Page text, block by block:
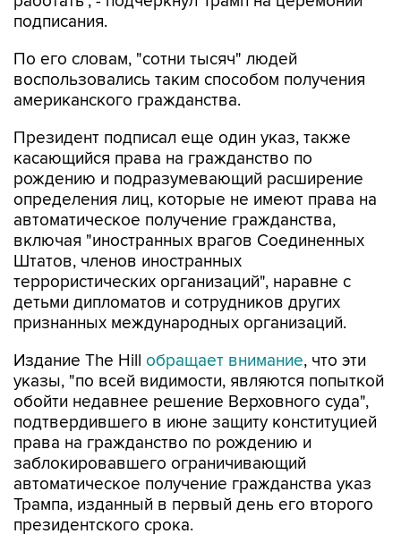
подписания.
По его словам, "сотни тысяч" людей
воспользовались таким способом получения
американского гражданства.
Президент подписал еще один указ, также
касающийся права на гражданство по
рождению и подразумевающий расширение
определения лиц, которые не имеют права на
автоматическое получение гражданства,
включая "иностранных врагов Соединенных
Штатов, членов иностранных
террористических организаций", наравне с
детьми дипломатов и сотрудников других
признанных международных организаций.
Издание The Hill обращает внимание, что эти
указы, "по всей видимости, являются попыткой
обойти недавнее решение Верховного суда",
подтвердившего в июне защиту конституцией
права на гражданство по рождению и
заблокировавшего ограничивающий
автоматическое получение гражданства указ
Трампа, изданный в первый день его второго
президентского срока.